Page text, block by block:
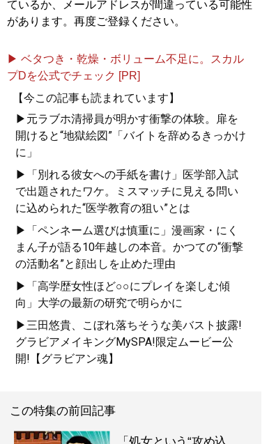
ているか、メールアドレスが間違っている可能性
があります。再度ご登録ください。
▶ ベタつき・乾燥・ボリューム不足に。スカル
プDを公式でチェック [PR]
【今この記事も読まれています】
▶元ラブホ清掃員が明かす衝撃の体験。扉を
開けると“地獄絵図”「バイトを辞めるきっかけ
に」
▶「別れる彼女への手紙を書け」医学部入試
で出題されたワケ。ミスマッチに見える問い
に込められた“医学教育の狙い”とは
▶「ペンネーム選びは慎重に」漫画家・にく
まん子が語る10年越しの本音。かつての“衝撃
の活動名”と顔出しを止めた理由
▶「高学歴女性ほど○○にプレイを楽しむ傾
向」大学の最新の研究で明らかに
▶三田悠貴、こぼれ落ちそうな美バスト披露!
グラビアメイキングMySPA!限定ムービー公
開!【グラビアン魂】
この特集の前回記事
「処女という“攻め込